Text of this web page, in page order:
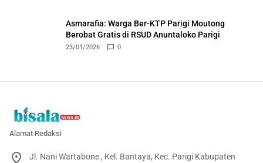
Asmarafia: Warga Ber-KTP Parigi Moutong
Berobat Gratis di RSUD Anuntaloko Parigi
23/01/2026 0
Alamat Redaksi
Jl. Nani Wartabone , Kel. Bantaya, Kec. Parigi Kabupaten